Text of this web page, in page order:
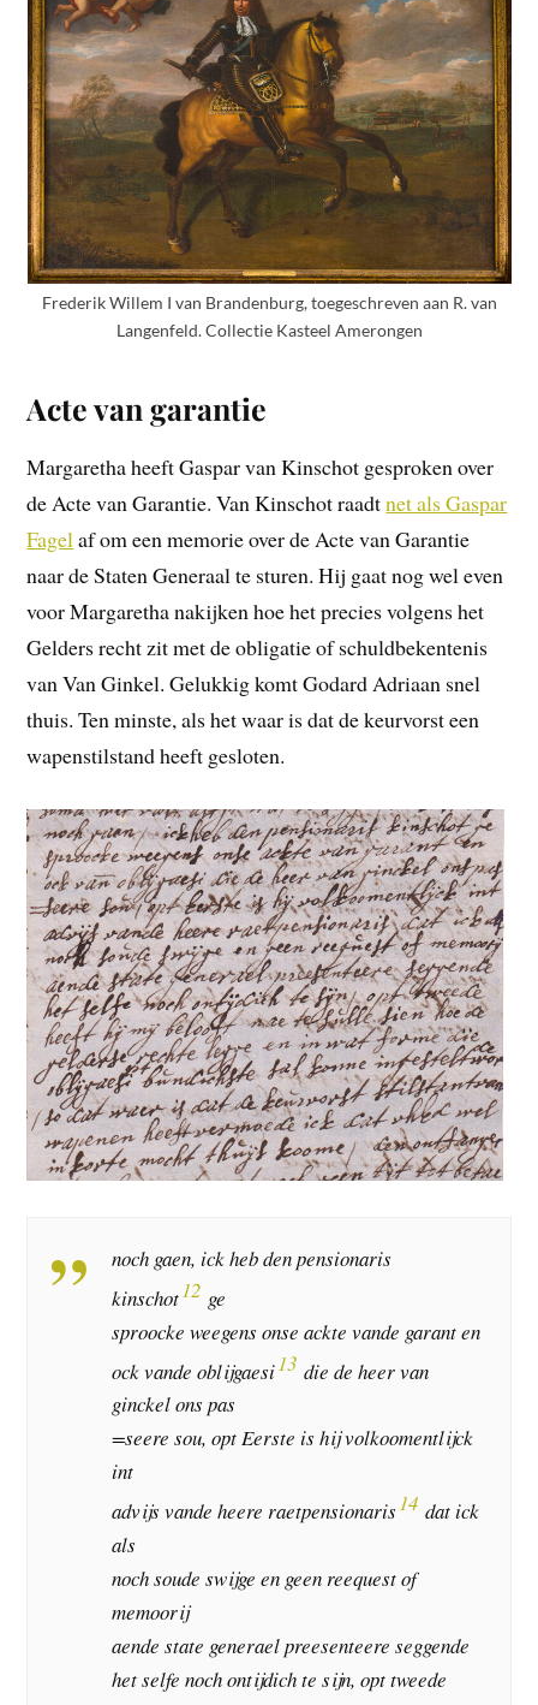
Frederik Willem I van Brandenburg, toegeschreven aan R. van
Langenfeld. Collectie Kasteel Amerongen
Acte van garantie
Margaretha heeft Gaspar van Kinschot gesproken over
de Acte van Garantie. Van Kinschot raadtnet als Gaspar
Fagelaf om een memorie over de Acte van Garantie
naar de Staten Generaal te sturen. Hij gaat nog wel even
voor Margaretha nakijken hoe het precies volgens het
Gelders recht zit met de obligatie of schuldbekentenis
van Van Ginkel. Gelukkig komt Godard Adriaan snel
thuis. Ten minste, als het waar is dat de keurvorst een
wapenstilstand heeft gesloten.
noch gaen, ick heb den pensionaris
kinschot12 ge
sproocke weegens onse ackte vande garant en
ock vande oblijgaesi13 die de heer van
ginckel ons pas
=seere sou, opt Eerste is hij volkoomentlijck
int
advijs vande heere raetpensionaris14 dat ick
als
noch soude swijge en geen reequest of
memoorij
aende state generael preesenteere seggende
het selfe noch ontijdich te sijn, opt tweede